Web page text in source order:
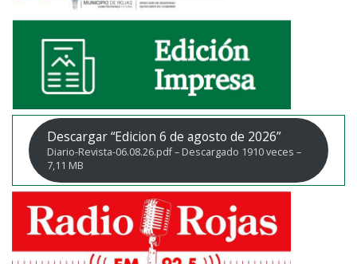
Descargar “Edicion 6 de agosto de 2026”
Diario-Revista-06.08.26.pdf – Descargado 1910 veces –
7,11 MB